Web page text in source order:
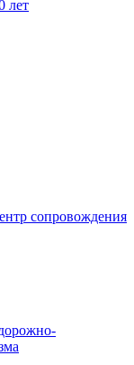
лет
сопровождения